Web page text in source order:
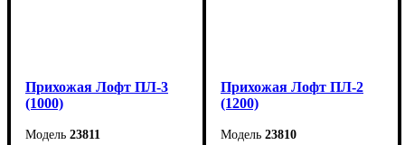
Прихожая Лофт ПЛ-3
(1000)
23811
Прихожая Лофт ПЛ-2
(1200)
23810